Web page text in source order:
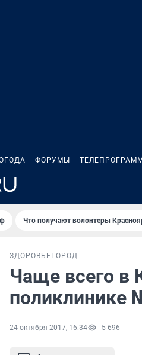
ФОРУМЫ
Что получают волонтеры
ЗДОРОВЬЕ ГОРОД
Чаще всего в
поликлинике
24 октября 2017, 16:34 5 696